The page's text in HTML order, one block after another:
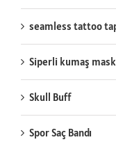
seamless tattoo
Siperli kumaş
Skull Buff
Spor Saç Bandı